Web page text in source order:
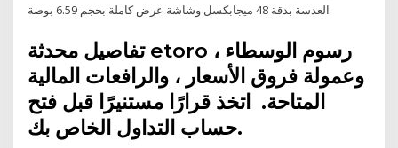
العدسة بدقة 48 ميجابكسل وشاشة عرض كاملة بحجم 6.59 بوصة
تفاصيل محدثة etoro رسوم الوسطاء ،
وعمولة فروق الأسعار ، والرافعات المالية
المتاحة. ️ اتخذ قرارًا مستنيرًا قبل فتح
حساب التداول الخاص بك.